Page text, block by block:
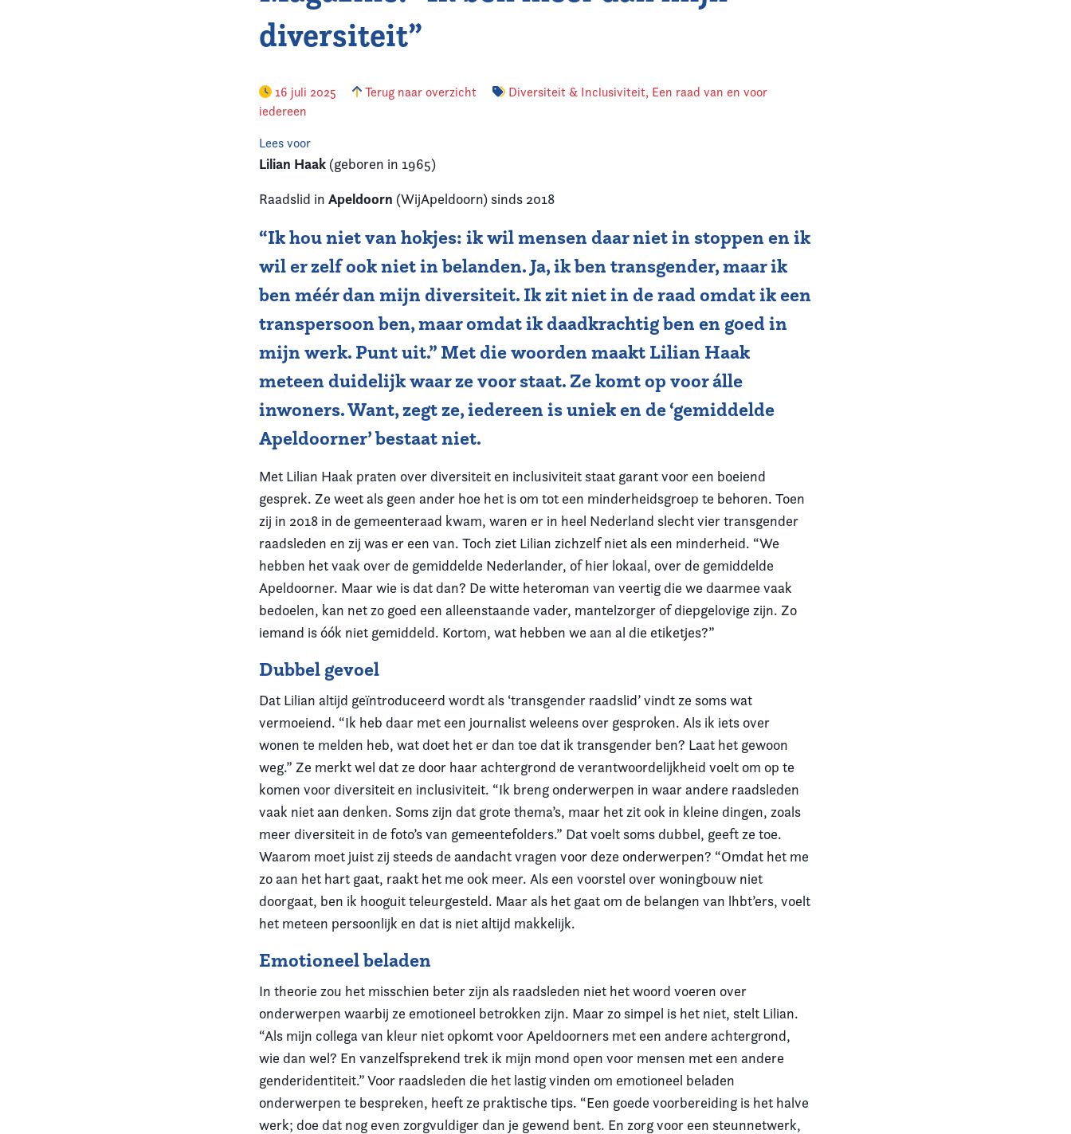
diversiteit”
16 juli 2025 Terug naar overzicht Diversiteit & Inclusiviteit, Een raad van en voor
iedereen
Lees voor
Lilian Haak (geboren in 1965)
Raadslid inApeldoorn (WijApeldoorn) sinds 2018
“Ik hou niet van hokjes: ik wil mensen daar niet in stoppen en ik
wil er zelf ook niet in belanden. Ja, ik ben transgender, maar ik
ben méér dan mijn diversiteit. Ik zit niet in de raad omdat ik een
transpersoon ben, maar omdat ik daadkrachtig ben en goed in
mijn werk. Punt uit.” Met die woorden maakt Lilian Haak
meteen duidelijk waar ze voor staat. Ze komt op voor álle
inwoners. Want, zegt ze, iedereen is uniek en de ‘gemiddelde
Apeldoorner’ bestaat niet.
Met Lilian Haak praten over diversiteit en inclusiviteit staat garant voor een boeiend
gesprek. Ze weet als geen ander hoe het is om tot een minderheidsgroep te behoren. Toen
zij in 2018 in de gemeenteraad kwam, waren er in heel Nederland slecht vier transgender
raadsleden en zij was er een van. Toch ziet Lilian zichzelf niet als een minderheid. “We
hebben het vaak over de gemiddelde Nederlander, of hier lokaal, over de gemiddelde
Apeldoorner. Maar wie is dat dan? De witte heteroman van veertig die we daarmee vaak
bedoelen, kan net zo goed een alleenstaande vader, mantelzorger of diepgelovige zijn. Zo
iemand is óók niet gemiddeld. Kortom, wat hebben we aan al die etiketjes?”
Dubbel gevoel
Dat Lilian altijd geïntroduceerd wordt als ‘transgender raadslid’ vindt ze soms wat
vermoeiend. “Ik heb daar met een journalist weleens over gesproken. Als ik iets over
wonen te melden heb, wat doet het er dan toe dat ik transgender ben? Laat het gewoon
weg.” Ze merkt wel dat ze door haar achtergrond de verantwoordelijkheid voelt om op te
komen voor diversiteit en inclusiviteit. “Ik breng onderwerpen in waar andere raadsleden
vaak niet aan denken. Soms zijn dat grote thema’s, maar het zit ook in kleine dingen, zoals
meer diversiteit in de foto’s van gemeentefolders.” Dat voelt soms dubbel, geeft ze toe.
Waarom moet juist zij steeds de aandacht vragen voor deze onderwerpen? “Omdat het me
zo aan het hart gaat, raakt het me ook meer. Als een voorstel over woningbouw niet
doorgaat, ben ik hooguit teleurgesteld. Maar als het gaat om de belangen van lhbt’ers, voelt
het meteen persoonlijk en dat is niet altijd makkelijk.
Emotioneel beladen
In theorie zou het misschien beter zijn als raadsleden niet het woord voeren over
onderwerpen waarbij ze emotioneel betrokken zijn. Maar zo simpel is het niet, stelt Lilian.
“Als mijn collega van kleur niet opkomt voor Apeldoorners met een andere achtergrond,
wie dan wel? En vanzelfsprekend trek ik mijn mond open voor mensen met een andere
genderidentiteit.” Voor raadsleden die het lastig vinden om emotioneel beladen
onderwerpen te bespreken, heeft ze praktische tips. “Een goede voorbereiding is het halve
werk; doe dat nog even zorgvuldiger dan je gewend bent. En zorg voor een steunnetwerk,